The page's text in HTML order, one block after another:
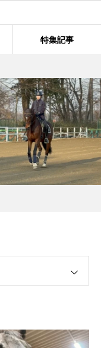
特集記事